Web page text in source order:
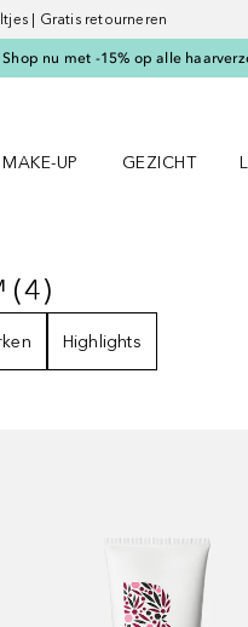
| Gratis retourneren
Shop nu met -15% op alle
MAKE-UP
GEZICHT
4
(4)
Highlights